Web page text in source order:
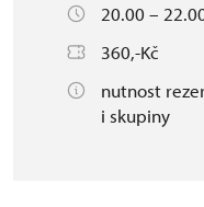
20.00 –
360,-Kč
nutnost
i skupiny